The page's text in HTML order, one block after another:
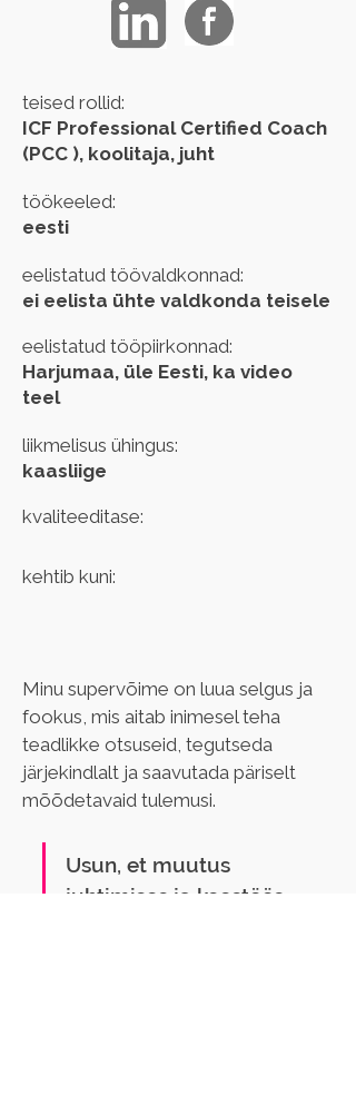
teised rollid:
ICF Professional Certified Coach
(PCC ), koolitaja, juht
töökeeled:
eesti
eelistatud töövaldkonnad:
ei eelista ühte valdkonda teisele
eelistatud tööpiirkonnad:
Harjumaa, üle Eesti, ka video
teel
liikmelisus ühingus:
kaasliige
kvaliteeditase:
kehtib kuni:
Minu supervõime on luua selgus ja
fookus, mis aitab inimesel teha
teadlikke otsuseid, tegutseda
järjekindlalt ja saavutada päriselt
mõõdetavaid tulemusi.
Usun, et muutus
juhtimises ja koostöös